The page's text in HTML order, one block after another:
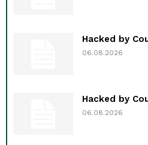
Hacked by
06.08.2026
Hacked by
06.08.2026